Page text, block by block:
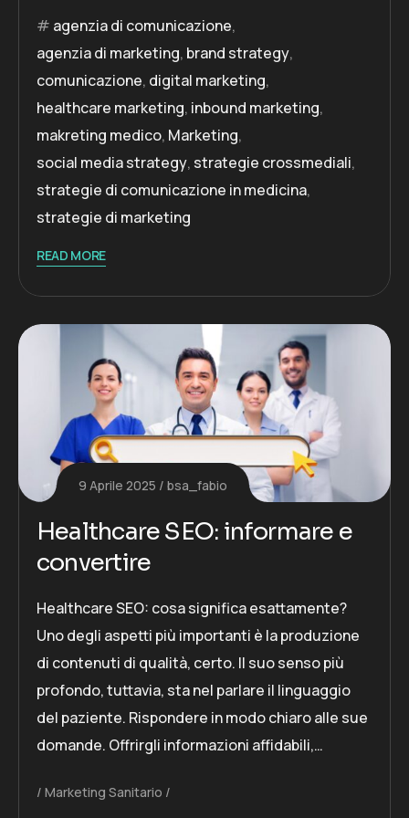
agenzia di comunicazione,
agenzia di marketing, brand strategy,
comunicazione, digital marketing,
healthcare marketing, inbound marketing,
makreting medico, Marketing,
social media strategy, strategie crossmediali,
strategie di comunicazione in medicina,
strategie di marketing
READ MORE
9 Aprile 2025 bsa_fabio
Healthcare SEO: informare e
convertire
Healthcare SEO: cosa significa esattamente?
Uno degli aspetti più importanti è la produzione
di contenuti di qualità, certo. Il suo senso più
profondo, tuttavia, sta nel parlare il linguaggio
del paziente. Rispondere in modo chiaro alle sue
domande. Offrirgli informazioni affidabili,…
Marketing Sanitario